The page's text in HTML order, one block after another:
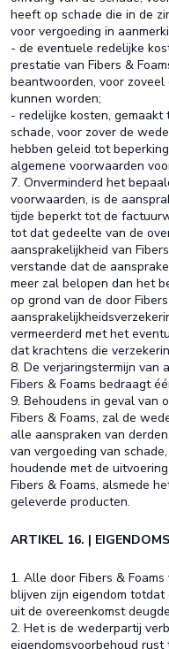
heeft op schade die in de
voor vergoeding in
- de eventuele redelijke
prestatie van Fibers &
beantwoorden, voor zoveel
kunnen worden;
- redelijke kosten, gemaakt
schade, voor zover de
hebben geleid tot
algemene voorwaarden
7. Onverminderd het
voorwaarden, is de
tijde beperkt tot de
tot dat gedeelte van de
aansprakelijkheid van
verstande dat de
meer zal belopen dan het
op grond van de door
vermeerderd met het
dat krachtens die
8. De verjaringstermijn van
Fibers & Foams bedraagt
9. Behoudens in geval van
Fibers & Foams, zal de
alle aanspraken van
van vergoeding van
houdende met de
Fibers & Foams, alsmede
geleverde producten.
ARTIKEL 16. |
1. Alle door Fibers &
blijven zijn eigendom
uit de overeenkomst
2. Het is de wederpartij
eigendomsvoorbehoud